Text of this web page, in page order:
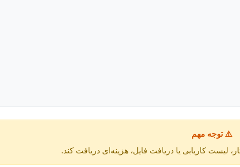
⚠️ توجه مهم
لیست کاریابی یا دریافت فایل، هزینه‌ای دریافت کند.